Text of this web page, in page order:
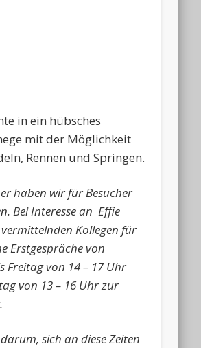
in ein hübsches
mit der Möglichkeit
Rennen und Springen.
haben wir für Besucher
Bei Interesse an Effie
Kollegen für
Erstgespräche von
Freitag von 14 – 17 Uhr
von 13 – 16 Uhr zur
sich an diese Zeiten